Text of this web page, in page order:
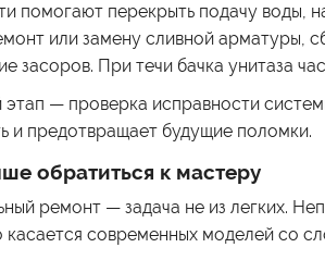
помогают перекрыть подачу воды,
или замену сливной арматуры,
засоров. При течи бачка унитаза
— проверка исправности
и предотвращает будущие поломки.
обратиться к мастеру
ремонт — задача не из легких.
современных моделей со